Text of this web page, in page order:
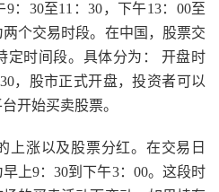
：30至11：30，下午13：00至
个交易时段。在中国，股票交
定时间段。具体分为： 开盘时
，股市正式开盘，投资者可以
开始买卖股票。
上涨以及股票分红。在交易日
上9：30到下午3：00。这段时